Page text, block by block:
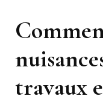
travaux